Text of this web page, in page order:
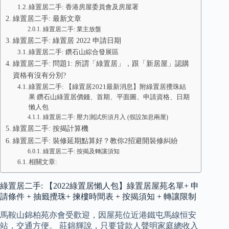
綠置居二手: 香港房屋委員會及房屋署
綠置居二手: 最新文章
綠置居二手: 業主放盤
綠置居二手: 綠置居 2022 申請日期
綠置居二手: 鑽石山綜合發展區
綠置居二手: 問題1: 所謂「綠置居」，跟「新居屋」認購
資格有沒有分別?
綠置居二手: 【綠置居2021最新消息】附綠置居攪珠結
果 鑽石山綠置居價錢、首期、平面圖、申請資格、日期
懶人包
綠置居二手: 壓力測試所須月入 (假設加息兩厘)
綠置居二手: 按揭計算機
綠置居二手: 裝修延期點算好？教你2招避開裝修糾紛
綠置居二手: 按揭及轉讓須知
相關文章:
綠置居二手: 【2022綠置居懶人包】綠置居屋苑名單+ 申
請條件 + 抽籤攪珠+ 揀樓時間表 + 按揭須知 + 轉讓限制
馬鞍山錦柏苑亦會受歡迎，因屋苑位近港鐵屯馬線恒安
站，交通方便。 莊錦輝說，只要貸款人聲明家庭總收入